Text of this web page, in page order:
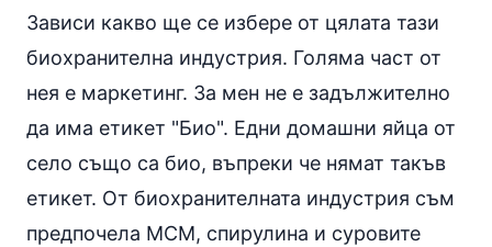
Зависи какво ще се избере от цялата тази
биохранителна индустрия. Голяма част от
нея е маркетинг. За мен не е задължително
да има етикет "Био". Едни домашни яйца от
село също са био, въпреки че нямат такъв
етикет. От биохранителната индустрия съм
предпочела МСМ, спирулина и суровите